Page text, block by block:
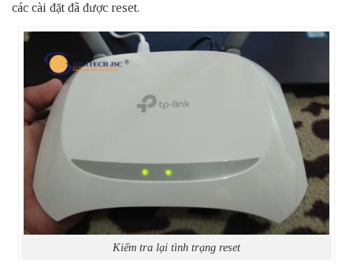
các cài đặt đã được reset.
Kiểm tra lại tình trạng reset